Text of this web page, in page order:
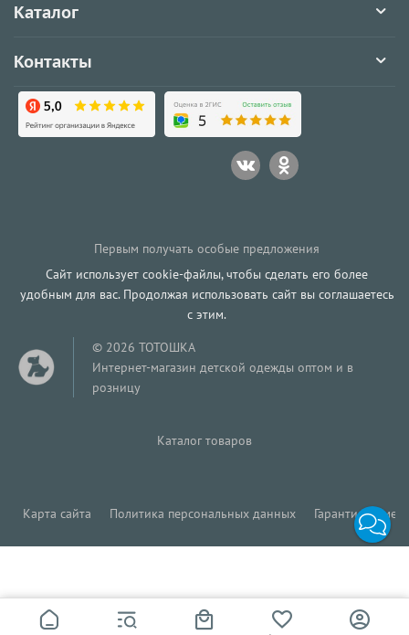
Каталог
Контакты
Первым получать особые предложения
Сайт использует cookie-файлы, чтобы сделать его более
удобным для вас. Продолжая использовать сайт вы соглашаетесь
с этим.
© 2026 ТОТОШКА
Интернет-магазин детской одежды оптом и в
розницу
Каталог товаров
Карта сайта Политика персональных данных Гарантия
Р